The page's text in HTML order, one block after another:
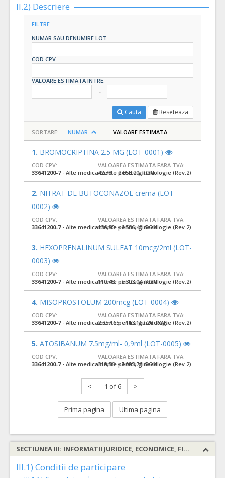
II.2) Descriere
FILTRE
NUMAR SAU DENUMIRE LOT
COD CPV
VALOARE ESTIMATA INTRE:
Cauta Reseteaza
SORTARE: NUMAR VALOARE ESTIMATA
1. BROMOCRIPTINA 2.5 MG (LOT-0001)
COD CPV:
33641200-7- Alte medicamente pentru ginecologie (Rev.2)
VALOAREA ESTIMATA FARA TVA:
42,78 - 2.053,20 RON
2. NITRAT DE BUTOCONAZOL crema (LOT-
0002)
COD CPV:
33641200-7- Alte medicamente pentru ginecologie (Rev.2)
VALOAREA ESTIMATA FARA TVA:
136,80 - 6.566,40 RON
3. HEXOPRENALINUM SULFAT 10mcg/2ml (LOT-
0003)
COD CPV:
33641200-7- Alte medicamente pentru ginecologie (Rev.2)
VALOAREA ESTIMATA FARA TVA:
110,48 - 5.303,04 RON
4. MISOPROSTOLUM 200mcg (LOT-0004)
COD CPV:
33641200-7- Alte medicamente pentru ginecologie (Rev.2)
VALOAREA ESTIMATA FARA TVA:
2.357,65 - 113.167,20 RON
5. ATOSIBANUM 7.5mg/ml- 0,9ml (LOT-0005)
COD CPV:
33641200-7- Alte medicamente pentru ginecologie (Rev.2)
VALOAREA ESTIMATA FARA TVA:
318,36 - 5.093,76 RON
< 1 of 6 >
Prima pagina Ultima pagina
SECTIUNEA III: INFORMATII JURIDICE, ECONOMICE, FINANCIARE SI TEHNICE
III.1) Conditii de participare